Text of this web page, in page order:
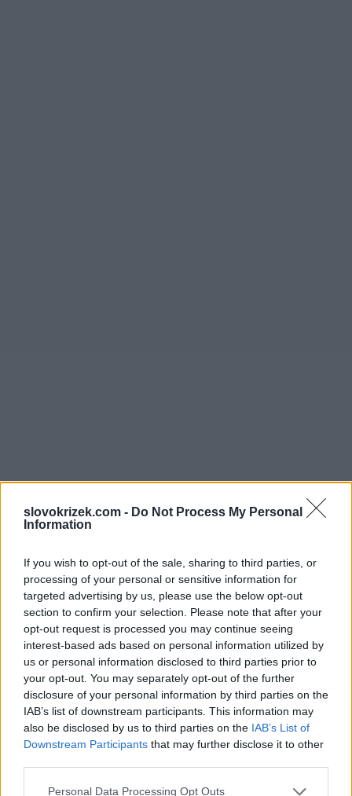
slovokrizek.com - Do Not Process My Personal
Information
If you wish to opt-out of the sale, sharing to third parties, or
processing of your personal or sensitive information for
targeted advertising by us, please use the below opt-out
section to confirm your selection. Please note that after your
opt-out request is processed you may continue seeing
interest-based ads based on personal information utilized by
us or personal information disclosed to third parties prior to
your opt-out. You may separately opt-out of the further
disclosure of your personal information by third parties on the
IAB’s list of downstream participants. This information may
also be disclosed by us to third parties on the IAB’s List of
Downstream Participants that may further disclose it to other
Personal Data Processing Opt Outs